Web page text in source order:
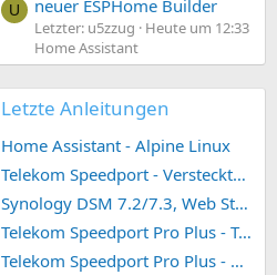
U neuer ESPHome Builder
Letzter: u5zzug
Heute um 12:33
Home Assistant
Letzte Anleitungen
Home Assistant - Alpine Linux
Telekom Speedport - Versteckte Konfigurationen
Synology DSM 7.2/7.3, Web Station 4, Webdienst und Webportal erstellen (ehemals vHost)
Telekom Speedport Pro Plus - Telefonie einrichten
Telekom Speedport Pro Plus - Netzwerk einrichten